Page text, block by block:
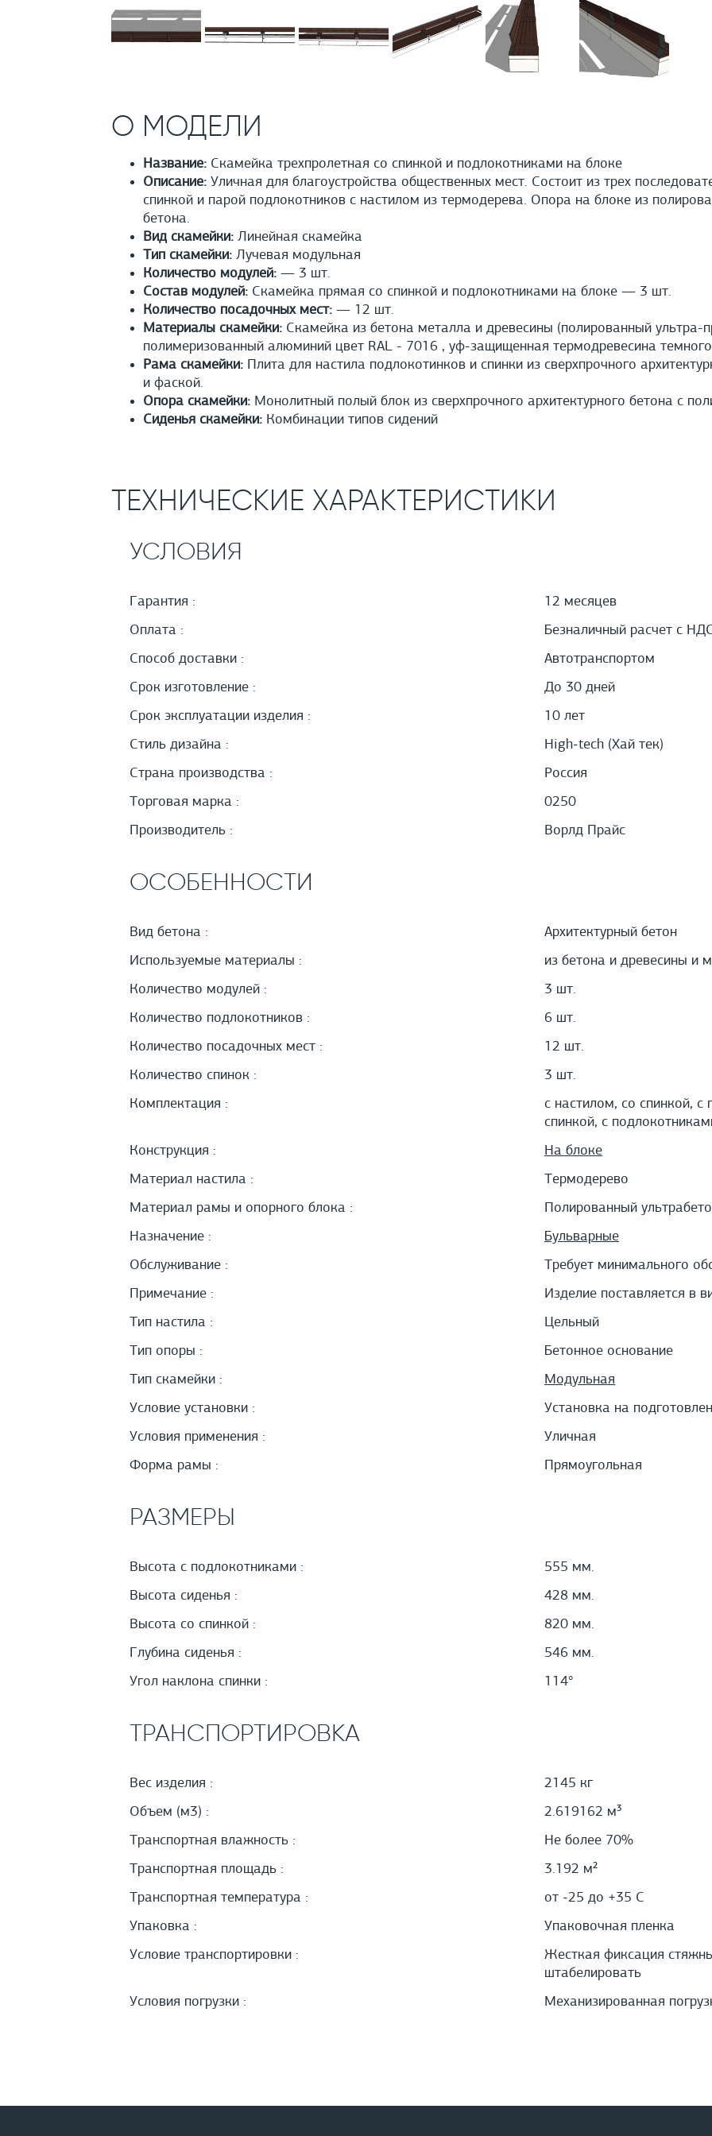
О МОДЕЛИ
Название: Скамейка трехпролетная со спинкой и подлокотниками на блоке
Описание: Уличная для благоустройства общественных мест. Состоит из трех
спинкой и парой подлокотников с настилом из термодерева. Опора на блоке из
бетона.
Вид скамейки: Линейная скамейка
Тип скамейки: Лучевая модульная
Количество модулей: — 3 шт.
Состав модулей: Скамейка прямая со спинкой и подлокотниками на блоке — 3 шт.
Количество посадочных мест: — 12 шт.
Материалы скамейки: Скамейка из бетона металла и древесины (полированный
полимеризованный алюминий цвет RAL - 7016 , уф-защищенная термодревесина
Рама скамейки: Плита для настила подлокотинков и спинки из сверхпрочного
и фаской.
Опора скамейки: Монолитный полый блок из сверхпрочного архитектурного бетона с
Сиденья скамейки: Комбинации типов сидений
ТЕХНИЧЕСКИЕ ХАРАКТЕРИСТИКИ
УСЛОВИЯ
Гарантия :
12 месяцев
Оплата :
Безналичный расчет с
Способ доставки :
Автотранспортом
Срок изготовление :
До 30 дней
Срок эксплуатации изделия :
10 лет
Стиль дизайна :
High-tech (Хай тек)
Страна производства :
Россия
Торговая марка :
0250
Производитель :
Ворлд Прайс
ОСОБЕННОСТИ
Вид бетона :
Архитектурный бетон
Используемые материалы :
из бетона и древесины и
Количество модулей :
3 шт.
Количество подлокотников :
6 шт.
Количество посадочных мест :
12 шт.
Количество спинок :
3 шт.
Комплектация :
с настилом, со спинкой, с
спинкой, с
Конструкция :
На блоке
Материал настила :
Термодерево
Материал рамы и опорного блока :
Полированный
Назначение :
Бульварные
Обслуживание :
Требует минимального
Примечание :
Изделие поставляется в
Тип настила :
Цельный
Тип опоры :
Бетонное основание
Тип скамейки :
Модульная
Условие установки :
Установка на
Условия применения :
Уличная
Форма рамы :
Прямоугольная
РАЗМЕРЫ
Высота с подлокотниками :
555 мм.
Высота сиденья :
428 мм.
Высота со спинкой :
820 мм.
Глубина сиденья :
546 мм.
Угол наклона спинки :
114°
ТРАНСПОРТИРОВКА
Вес изделия :
2145 кг
Объем (м3) :
2.619162 м³
Транспортная влажность :
Не более 70%
Транспортная площадь :
3.192 м²
Транспортная температура :
от -25 до +35 С
Упаковка :
Упаковочная пленка
Условие транспортировки :
Жесткая фиксация
штабелировать
Условия погрузки :
Механизированная